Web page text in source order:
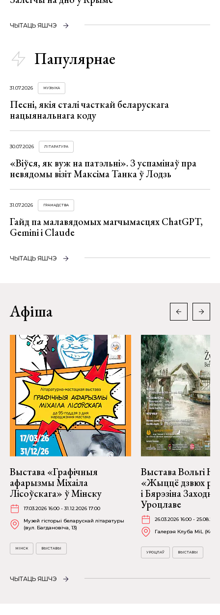
ЧЫТАЦЬ ЯШЧЭ
Папулярнае
31.07.2026 МУЗЫКА
Песні, якія сталі часткай беларускага
нацыянальнага коду
30.07.2026 ЛІТАРАТУРА
«Віўся, як вуж на патэльні». З успамінаў пра
невядомы візіт Максіма Танка ў Лодзь
31.07.2026 ГРАМАДСТВА
Гайд па малавядомых магчымасцях ChatGPT,
Gemini і Claude
ЧЫТАЦЬ ЯШЧЭ
Афіша
Выстава «Графічныя
афарызмы Міхаіла
Лісоўскага» ў Мінску
17.03.2026 16:00 - 31.12.2026 17:00
Музей гісторыі беларускай літаратуры
(вул. Багдановіча, 13)
МІНСК ВЫСТАВЫ
Выстава Вольгі
«Жыццё дзвюх
і Бярэзіна
Уроцлаве
26.03.2026 16:00 -
Галерэя Клуба MiL
УРОЦЛАЎ ВЫСТАВЫ
ЧЫТАЦЬ ЯШЧЭ